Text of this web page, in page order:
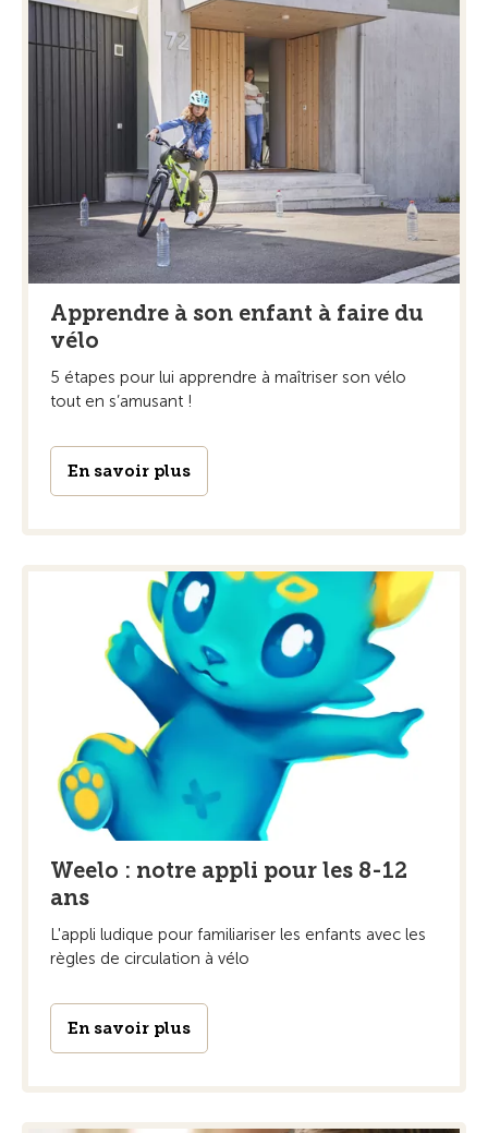
Apprendre à son enfant à faire du
vélo
5 étapes pour lui apprendre à maîtriser son vélo
tout en s’amusant !
En savoir plus
Weelo : notre appli pour les 8-12
ans
L'appli ludique pour familiariser les enfants avec les
règles de circulation à vélo
En savoir plus